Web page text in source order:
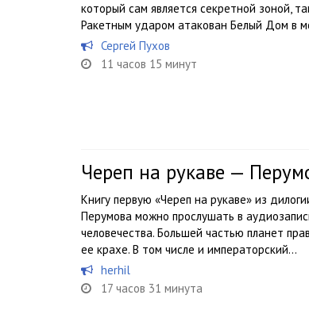
который сам является секретной зоной,
Ракетным ударом атакован Белый Дом в
Сергей Пухов
11 часов 15 минут
Череп на рукаве —
Книгу первую «Череп на рукаве» из
Перумова можно прослушать в
человечества. Большей частью планет
ее крахе. В том числе и императорский...
herhil
17 часов 31 минута